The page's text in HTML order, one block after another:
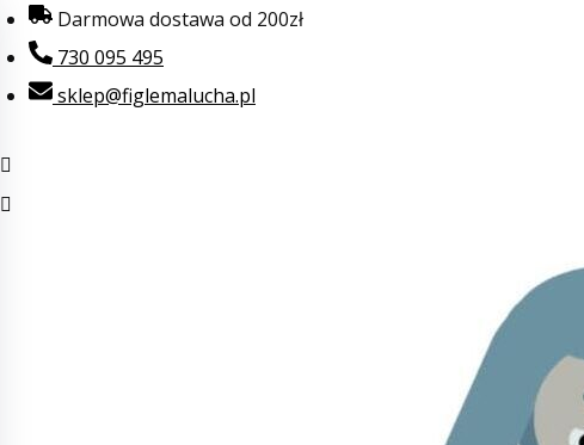
Przejdź
do
treści
Darmowa dostawa od 200zł
730 095 495
sklep@figlemalucha.pl